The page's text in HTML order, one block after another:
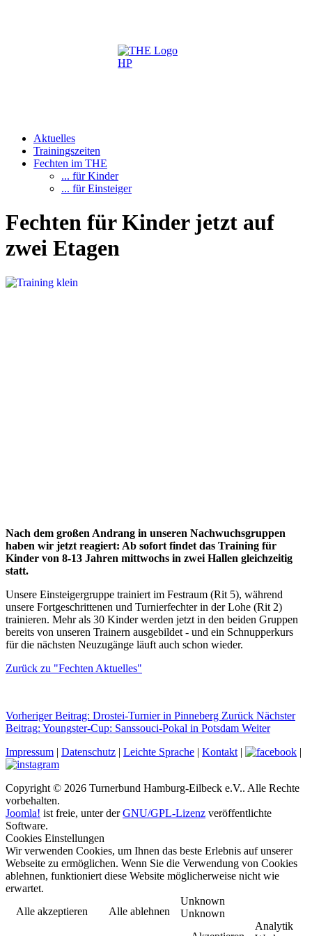
Aktuelles
Trainingszeiten
Fechten im THE
... für Kinder
... für Einsteiger
Fechten für Kinder jetzt auf
zwei Etagen
Nach dem großen Andrang in unseren Nachwuchsgruppen
haben wir jetzt reagiert: Ab sofort findet das Training für
Kinder von 8-13 Jahren mittwochs in zwei Hallen gleichzeitig
statt.
Unsere Einsteigergruppe trainiert im Festraum (Rit 5), während
unsere Fortgeschrittenen und Turnierfechter in der Lohe (Rit 2)
trainieren. Mehr als 30 Kinder werden jetzt in den beiden Gruppen
bereits von unseren Trainern ausgebildet - und ein Schnupperkurs
für die nächsten Neuzugänge läuft auch schon wieder.
Zurück zu "Fechten Aktuelles"
Vorheriger Beitrag: Drostei-Turnier in Pinneberg Zurück Nächster
Beitrag: Youngster-Cup: Sanssouci-Pokal in Potsdam Weiter
Impressum | Datenschutz | Leichte Sprache | Kontakt | |
Copyright © 2026 Turnerbund Hamburg-Eilbeck e.V.. Alle Rechte
vorbehalten.
Joomla! ist freie, unter derGNU/GPL-Lizenz veröffentlichte
Software.
Cookies Einstellungen
Wir verwenden Cookies, um Ihnen das beste Erlebnis auf unserer
Webseite zu ermöglichen. Wenn Sie die Verwendung von Cookies
ablehnen, funktioniert diese Website möglicherweise nicht wie
erwartet.
Alle akzeptieren
Alle ablehnen
Unknown
Unknown
Analytik